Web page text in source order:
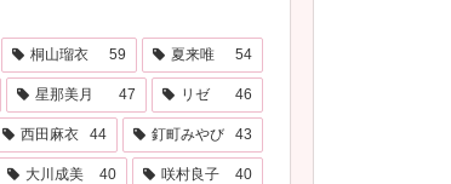
桐山瑠衣 59 夏来唯 54
星那美月 47 リゼ 46
西田麻衣 44 釘町みやび 43
大川成美 40 咲村良子 40